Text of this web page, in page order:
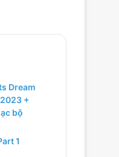
Dream
+
bộ
1